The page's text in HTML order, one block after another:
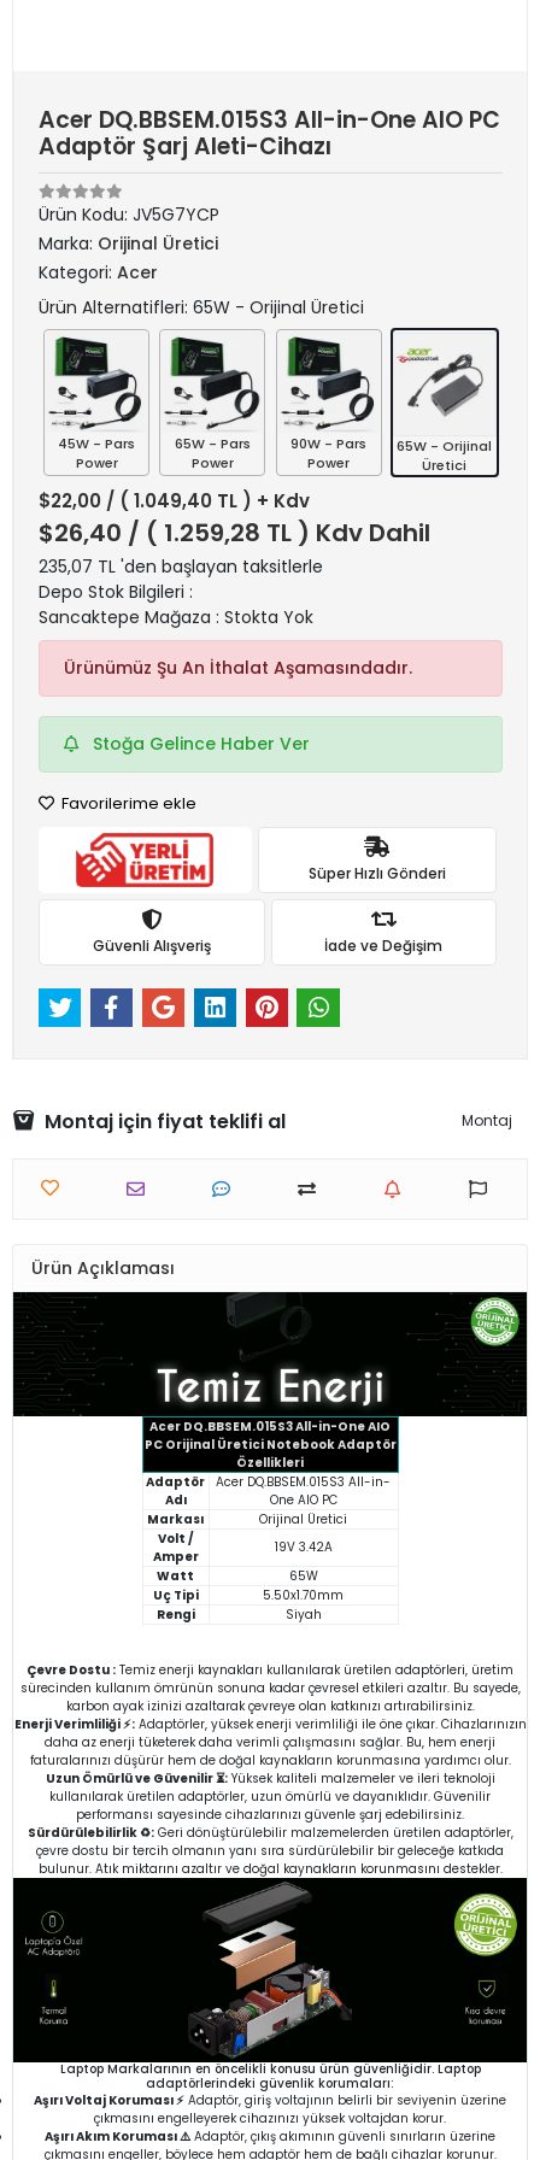
Acer DQ.BBSEM.015S3 All-in-One AIO PC
Adaptör Şarj Aleti-Cihazı
Ürün Kodu: JV5G7YCP
Marka: Orijinal Üretici
Kategori: Acer
Ürün Alternatifleri: 65W - Orijinal Üretici
45W - Pars
Power
65W - Pars
Power
90W - Pars
Power
65W - Orijinal
Üretici
$22,00 / ( 1.049,40 TL ) + Kdv
$26,40 / ( 1.259,28 TL ) Kdv Dahil
235,07 TL 'den başlayan taksitlerle
Depo Stok Bilgileri :
Sancaktepe Mağaza : Stokta Yok
Ürünümüz Şu An İthalat Aşamasındadır.
Stoğa Gelince Haber Ver
Favorilerime ekle
Süper Hızlı Gönderi
Güvenli Alışveriş İade ve Değişim
Montaj için fiyat teklifi al Montaj
Ürün Açıklaması
Acer DQ.BBSEM.015S3 All-in-One AIO
PC Orijinal Üretici Notebook Adaptör
Özellikleri
Adaptör
Adı
Acer DQ.BBSEM.015S3 All-in-
One AIO PC
Markası
Orijinal Üretici
Volt /
Amper
19V 3.42A
Watt
65W
Uç Tipi
5.50x1.70mm
Rengi
Siyah
Çevre Dostu : Temiz enerji kaynakları kullanılarak üretilen adaptörleri, üretim
sürecinden kullanım ömrünün sonuna kadar çevresel etkileri azaltır. Bu sayede,
karbon ayak izinizi azaltarak çevreye olan katkınızı artırabilirsiniz.
Enerji Verimliliği ⚡:Adaptörler, yüksek enerji verimliliği ile öne çıkar. Cihazlarınızın
daha az enerji tüketerek daha verimli çalışmasını sağlar. Bu, hem enerji
faturalarınızı düşürür hem de doğal kaynakların korunmasına yardımcı olur.
Uzun Ömürlü ve Güvenilir ⏳:Yüksek kaliteli malzemeler ve ileri teknoloji
kullanılarak üretilen adaptörler, uzun ömürlü ve dayanıklıdır. Güvenilir
performansı sayesinde cihazlarınızı güvenle şarj edebilirsiniz.
Sürdürülebilirlik ♻️:Geri dönüştürülebilir malzemelerden üretilen adaptörler,
çevre dostu bir tercih olmanın yanı sıra sürdürülebilir bir geleceğe katkıda
bulunur. Atık miktarını azaltır ve doğal kaynakların korunmasını destekler.
Laptop Markalarının en öncelikli konusu ürün güvenliğidir. Laptop
adaptörlerindeki güvenlik korumaları:
Aşırı Voltaj Koruması ⚡ Adaptör, giriş voltajının belirli bir seviyenin üzerine
çıkmasını engelleyerek cihazınızı yüksek voltajdan korur.
Aşırı Akım Koruması ⚠️Adaptör, çıkış akımının güvenli sınırların üzerine
çıkmasını engeller, böylece hem adaptör hem de bağlı cihazlar korunur.